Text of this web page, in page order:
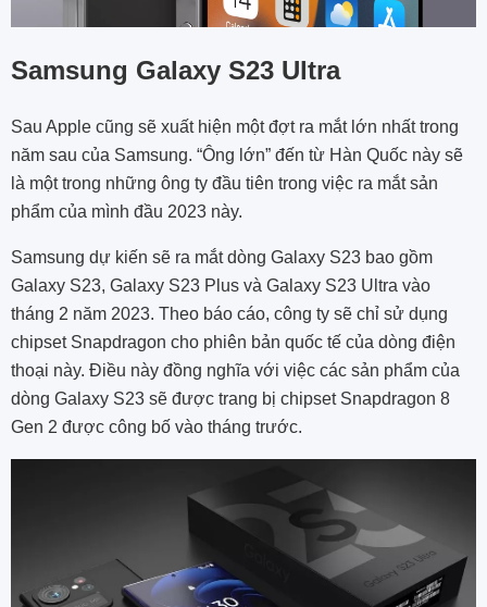
Samsung Galaxy S23 Ultra
Sau Apple cũng sẽ xuất hiện một đợt ra mắt lớn nhất trong
năm sau của Samsung. “Ông lớn” đến từ Hàn Quốc này sẽ
là một trong những ông ty đầu tiên trong việc ra mắt sản
phẩm của mình đầu 2023 này.
Samsung dự kiến ​​sẽ ra mắt dòng Galaxy S23 bao gồm
Galaxy S23, Galaxy S23 Plus và Galaxy S23 Ultra vào
tháng 2 năm 2023. Theo báo cáo, công ty sẽ chỉ sử dụng
chipset Snapdragon cho phiên bản quốc tế của dòng điện
thoại này. Điều này đồng nghĩa với việc các sản phẩm của
dòng Galaxy S23 sẽ được trang bị chipset Snapdragon 8
Gen 2 được công bố vào tháng trước.